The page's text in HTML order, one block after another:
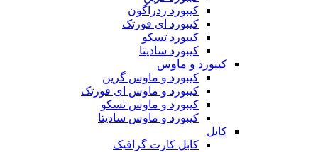
کیبورد ردراگون
کیبورد ای فورتک
کیبورد تسکو
کیبورد سادیتا
کیبورد و ماوس
کیبورد و ماوس گرین
کیبورد و ماوس ای فورتک
کیبورد و ماوس تسکو
کیبورد و ماوس سادیتا
کابل
کابل کارت گرافیک